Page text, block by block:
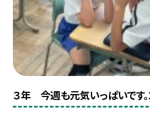
３年 今週も元気いっぱいです